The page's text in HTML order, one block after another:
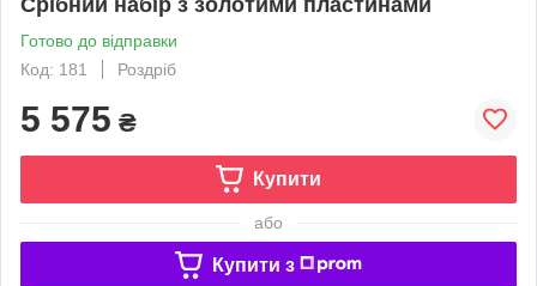
Готово до відправки
Код: 181
Роздріб
5 575 ₴
Купити
або
Купити з